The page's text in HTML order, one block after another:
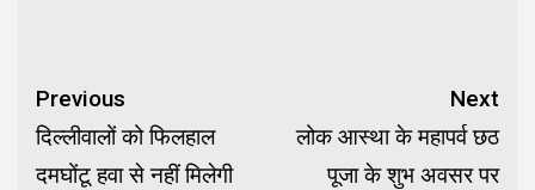
Continue
Reading
Previous
दिल्लीवालों को फिलहाल
दमघोंटू हवा से नहीं मिलेगी
Next
लोक आस्था के महापर्व छठ
पूजा के शुभ अवसर पर